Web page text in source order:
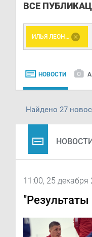
ВСЕ
ИЛЬЯ ЛЕОНОВ
НОВОСТИ
Найдено 27
11:00, 25 декабря